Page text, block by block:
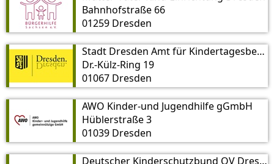
Bahnhofstraße 66
01259 Dresden
Stadt Dresden Amt für Kindertagesbetreuung, Kindertagespflege
Dr.-Külz-Ring 19
01067 Dresden
AWO Kinder-und Jugendhilfe gGmbH
Hüblerstraße 3
01039 Dresden
Deutscher Kinderschutzbund OV Dresden e. V. und Outlaw Kinder- und Jugendhilfe gGmH